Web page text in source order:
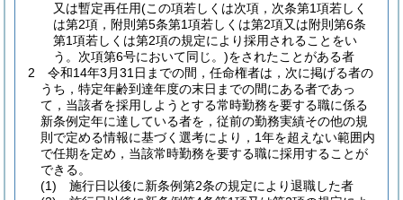
又は暫定再任用(この項若しくは次項，次条第1項若しく
は第2項，附則第5条第1項若しくは第2項又は附則第6条
第1項若しくは第2項の規定により採用されることをい
う。次項第6号において同じ。)をされたことがある者
2
令和14年3月31日までの間，任命権者は，次に掲げる者の
うち，特定年齢到達年度の末日までの間にある者であっ
て，当該者を採用しようとする常時勤務を要する職に係る
新条例定年に達している者を，従前の勤務実績その他の規
則で定める情報に基づく選考により，1年を超えない範囲内
で任期を定め，当該常時勤務を要する職に採用することが
できる。
(1)
施行日以後に新条例第2条の規定により退職した者